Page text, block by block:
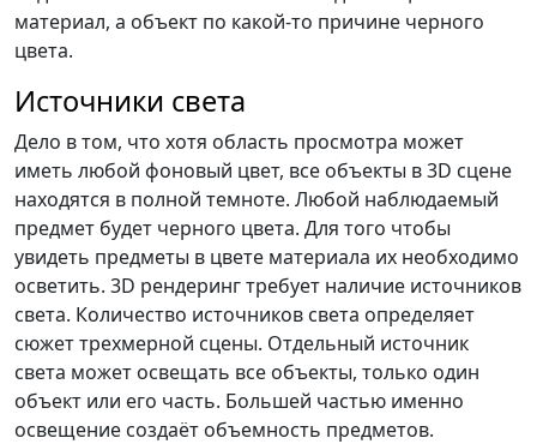
материал, а объект по какой-то причине черного
цвета.
Источники света
Дело в том, что хотя область просмотра может
иметь любой фоновый цвет, все объекты в 3D сцене
находятся в полной темноте. Любой наблюдаемый
предмет будет черного цвета. Для того чтобы
увидеть предметы в цвете материала их необходимо
осветить. 3D рендеринг требует наличие источников
света. Количество источников света определяет
сюжет трехмерной сцены. Отдельный источник
света может освещать все объекты, только один
объект или его часть. Большей частью именно
освещение создаёт объемность предметов.